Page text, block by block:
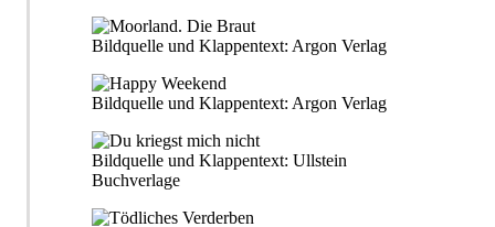
Bildquelle und Klappentext: Argon Verlag
Bildquelle und Klappentext: Argon Verlag
Bildquelle und Klappentext: Ullstein
Buchverlage